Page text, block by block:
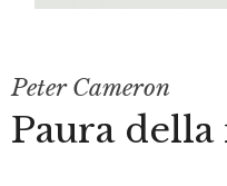
Peter Cameron
Paura